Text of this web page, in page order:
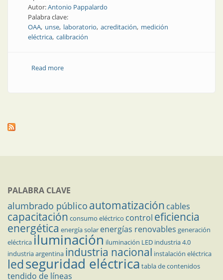
Autor:Antonio Pappalardo
Palabra clave:
OAA unse laboratorio acreditación medición
eléctrica calibración
Read moreabout En Santiago del Estero, un laboratorio
PALABRA CLAVE
alumbrado público automatización cables
capacitación consumo eléctrico control eficiencia
energética energía solar energías renovables generación
eléctricailuminación iluminación LED industria 4.0
industria argentina industria nacional instalación eléctrica
ledseguridad eléctrica tabla de contenidos
tendido de líneas